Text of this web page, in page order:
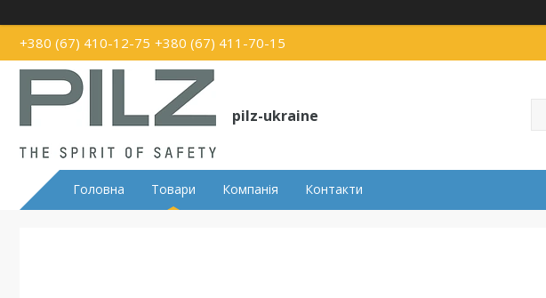
+380 (67) 410-12-75 +380 (67) 411-70-15
pilz-ukraine
Головна Товари Компанія Контакти